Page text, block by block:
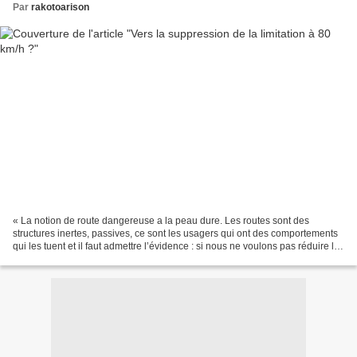
Par rakotoarison
« La notion de route dangereuse a la peau dure. Les routes sont des
structures inertes, passives, ce sont les usagers qui ont des comportements
qui les tuent et il faut admettre l’évidence : si nous ne voulons pas réduire le